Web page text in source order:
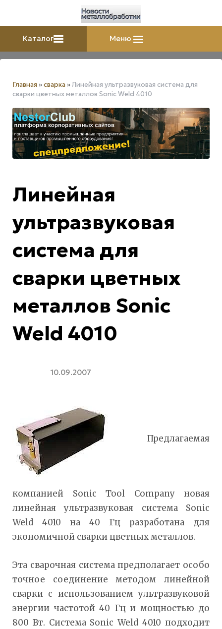
Каталог Меню
Главная »сварка »Линейная ультразвуковая система для
сварки цветных металлов Sonic Weld 4010
Линейная
ультразвуковая
система для
сварки цветных
металлов Sonic
Weld 4010
10.09.2007
Предлагаемая
компанией Sonic Tool Company новая
линейная ультразвуковая система Sonic
Weld 4010 на 40 Гц разработана для
экономичной сварки цветных металлов.
Эта сварочная система предполагает особо
точное соединение методом линейной
сварки с использованием ультразвуковой
энергии частотой 40 Гц и мощностью до
800 Вт. Система Sonic Weld 4010 подходит